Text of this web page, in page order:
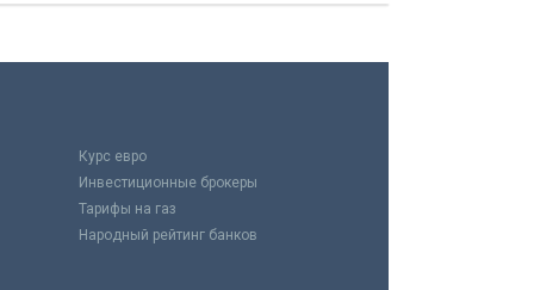
Курс евро
Инвестиционные брокеры
Тарифы на газ
Народный рейтинг банков